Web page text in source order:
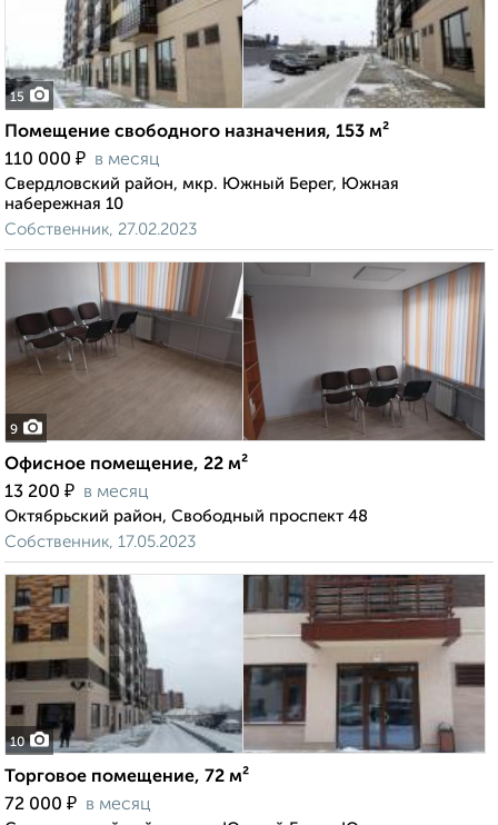
15
Помещение свободного назначения, 153 м²
110 000 ₽ в месяц
Свердловский район, мкр. Южный Берег, Южная
набережная 10
Собственник, 27.02.2023
9
Офисное помещение, 22 м²
13 200 ₽ в месяц
Октябрьский район, Свободный проспект 48
Собственник, 17.05.2023
10
Торговое помещение, 72 м²
72 000 ₽ в месяц